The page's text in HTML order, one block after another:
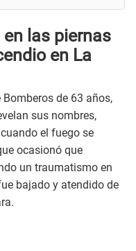
las piernas
en La
Bomberos de 63 años,
sus nombres,
el fuego se
ocasionó que
un traumatismo en
bajado y atendido de